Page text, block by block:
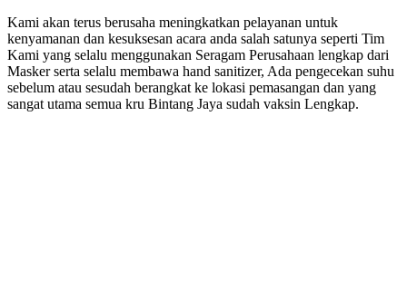
Kami akan terus berusaha meningkatkan pelayanan untuk
kenyamanan dan kesuksesan acara anda salah satunya seperti Tim
Kami yang selalu menggunakan Seragam Perusahaan lengkap dari
Masker serta selalu membawa hand sanitizer, Ada pengecekan suhu
sebelum atau sesudah berangkat ke lokasi pemasangan dan yang
sangat utama semua kru Bintang Jaya sudah vaksin Lengkap.